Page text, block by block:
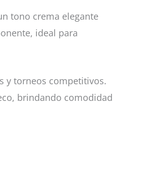
tono crema elegante
ideal para
y torneos competitivos.
brindando comodidad